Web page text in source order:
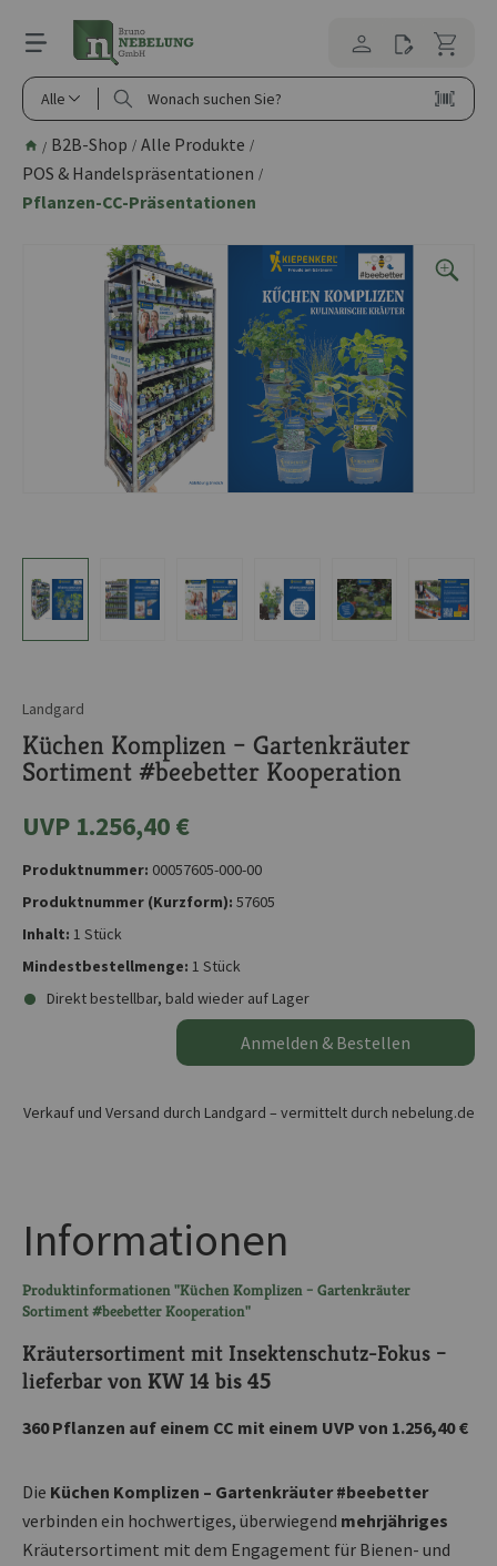
springen
Alle
/ B2B-Shop / Alle Produkte /
POS & Handelspräsentationen /
Pflanzen-CC-Präsentationen
Landgard
Küchen Komplizen – Gartenkräuter
Sortiment #beebetter Kooperation
UVP 1.256,40 €
Produktnummer: 00057605-000-00
Produktnummer (Kurzform): 57605
Inhalt: 1 Stück
Mindestbestellmenge: 1 Stück
Direkt bestellbar, bald wieder auf Lager
Anmelden & Bestellen
Verkauf und Versand durch Landgard – vermittelt durch nebelung.de
Informationen
Produktinformationen "Küchen Komplizen – Gartenkräuter
Sortiment #beebetter Kooperation"
Kräutersortiment mit Insektenschutz-Fokus –
lieferbar von KW 14 bis 45
360 Pflanzen auf einem CC mit einem UVP von 1.256,40 €
Die Küchen Komplizen – Gartenkräuter #beebetter
verbinden ein hochwertiges, überwiegend mehrjähriges
Kräutersortiment mit dem Engagement für Bienen- und